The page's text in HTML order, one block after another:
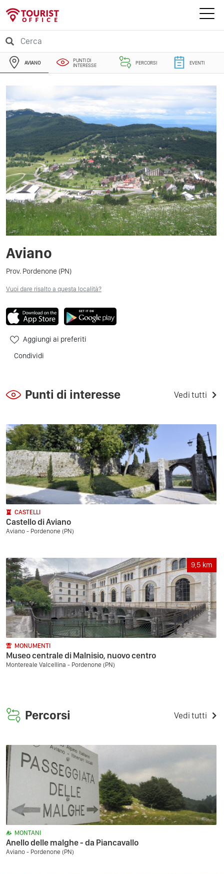
AVIANO
PUNTI DI
INTERESSE
PERCORSI EVENTI
Aviano
Prov. Pordenone (PN)
Vuoi dare risalto a questa località?
Aggiungi ai preferiti
Condividi
Punti di interesse Vedi tutti
CASTELLI
Castello di Aviano
Aviano - Pordenone (PN)
9,5 km
MONUMENTI
Museo centrale di Malnisio, nuovo centro
Montereale Valcellina - Pordenone (PN)
Percorsi Vedi tutti
MONTANI
Anello delle malghe - da Piancavallo
Aviano - Pordenone (PN)